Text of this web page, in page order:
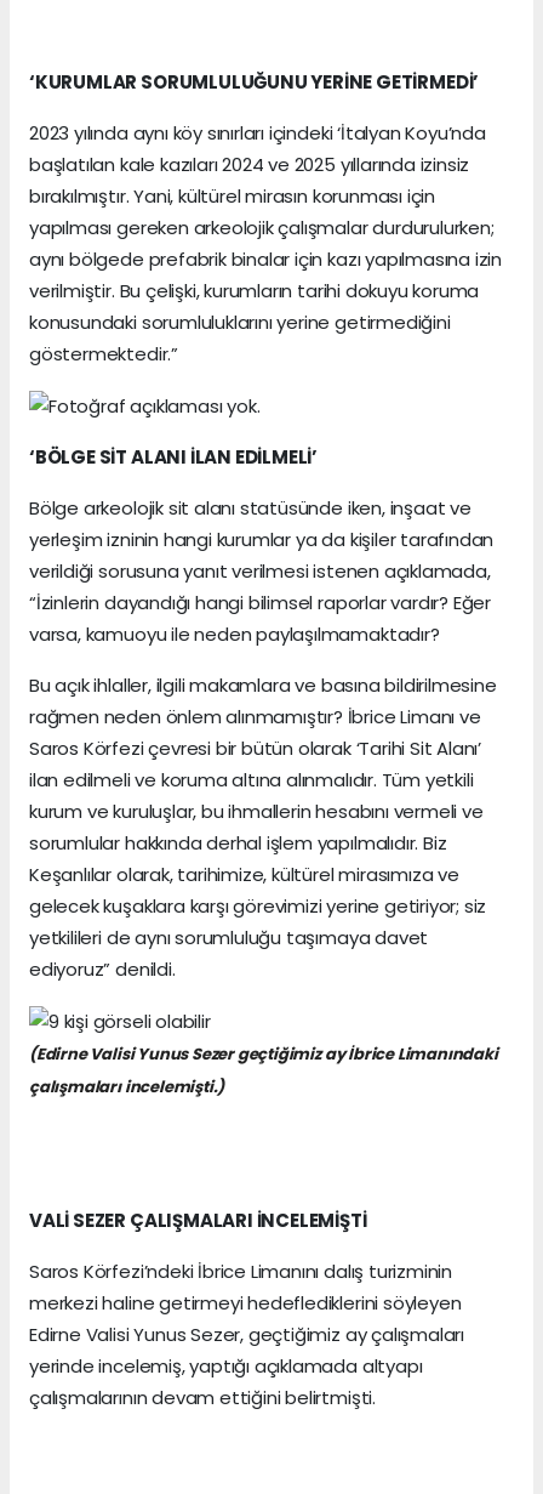
‘KURUMLAR SORUMLULUĞUNU YERİNE GETİRMEDİ’
2023 yılında aynı köy sınırları içindeki ‘İtalyan Koyu’nda
başlatılan kale kazıları 2024 ve 2025 yıllarında izinsiz
bırakılmıştır. Yani, kültürel mirasın korunması için
yapılması gereken arkeolojik çalışmalar durdurulurken;
aynı bölgede prefabrik binalar için kazı yapılmasına izin
verilmiştir. Bu çelişki, kurumların tarihi dokuyu koruma
konusundaki sorumluluklarını yerine getirmediğini
göstermektedir.”
‘BÖLGE SİT ALANI İLAN EDİLMELİ’
Bölge arkeolojik sit alanı statüsünde iken, inşaat ve
yerleşim izninin hangi kurumlar ya da kişiler tarafından
verildiği sorusuna yanıt verilmesi istenen açıklamada,
“İzinlerin dayandığı hangi bilimsel raporlar vardır? Eğer
varsa, kamuoyu ile neden paylaşılmamaktadır?
Bu açık ihlaller, ilgili makamlara ve basına bildirilmesine
rağmen neden önlem alınmamıştır? İbrice Limanı ve
Saros Körfezi çevresi bir bütün olarak ‘Tarihi Sit Alanı’
ilan edilmeli ve koruma altına alınmalıdır. Tüm yetkili
kurum ve kuruluşlar, bu ihmallerin hesabını vermeli ve
sorumlular hakkında derhal işlem yapılmalıdır. Biz
Keşanlılar olarak, tarihimize, kültürel mirasımıza ve
gelecek kuşaklara karşı görevimizi yerine getiriyor; siz
yetkilileri de aynı sorumluluğu taşımaya davet
ediyoruz” denildi.
(Edirne Valisi Yunus Sezer geçtiğimiz ay İbrice Limanındaki
çalışmaları incelemişti.)
VALİ SEZER ÇALIŞMALARI İNCELEMİŞTİ
Saros Körfezi’ndeki İbrice Limanını dalış turizminin
merkezi haline getirmeyi hedeflediklerini söyleyen
Edirne Valisi Yunus Sezer, geçtiğimiz ay çalışmaları
yerinde incelemiş, yaptığı açıklamada altyapı
çalışmalarının devam ettiğini belirtmişti.